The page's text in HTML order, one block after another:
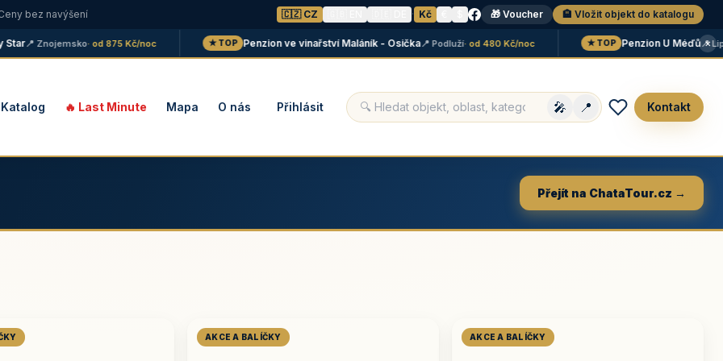
bez navýšení 🇨🇿 CZ · Kč 🎁 Voucher 🏨 Vložit objekt do katalogu
📍 Znojemsko· od 875 Kč/noc ★ TOP Penzion ve vinařství Maláník - Osička📍 Podluží· od 480 Kč/noc ★ TOP Penzion U Méďů📍 Lipno·
×
Katalog 🔥 Last Minute Mapa O nás Přihlásit 🎤 📍 Kontakt
Přejít na ChataTour.cz →
AKCE A BALÍČKY AKCE A BALÍČKY